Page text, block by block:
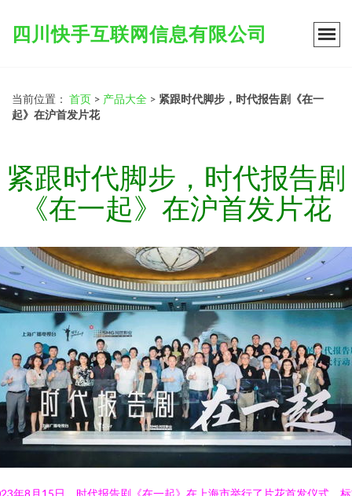
四川快手互联网信息有限公司
当前位置： 首页 > 产品大全 > 紧跟时代脚步，时代报告剧《在一
起》在沪首发片花
紧跟时代脚步，时代报告剧
《在一起》在沪首发片花
年8月15日，时代报告剧《在一起》在上海市举行了片花首发仪式，